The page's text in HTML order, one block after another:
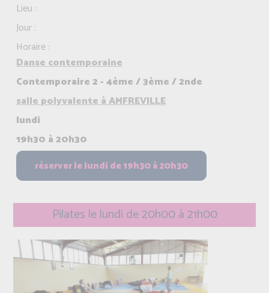
Lieu :
Jour :
Horaire :
Danse contemporaine
Contemporaire 2 - 4ème / 3ème / 2nde
salle polyvalente à AMFREVILLE
lundi
19h30 à 20h30
Pilates le lundi de 20h00 à 21h00